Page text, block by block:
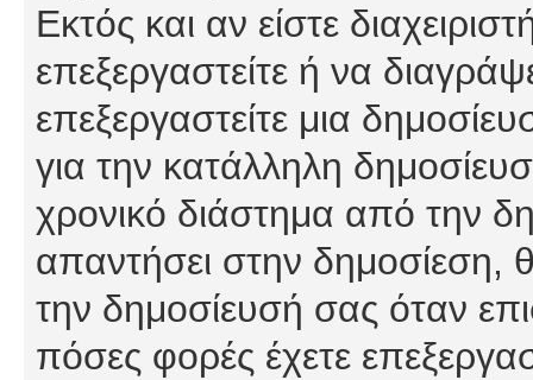
Εκτός και αν είστε
επεξεργαστείτε ή να
επεξεργαστείτε μια
για την κατάλληλη
χρονικό διάστημα από την
απαντήσει στην δημοσίεση,
την δημοσίευσή σας όταν
πόσες φορές έχετε